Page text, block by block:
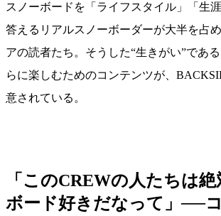
スノーボードを「ライフスタイル」「生
答えるリアルスノーボーダーが大半を占
アの読者たち。そうした“生きがい”であ
らに楽しむためのコンテンツが、
意されている。
「このCREWの人たちは
ボード好きだなって」──